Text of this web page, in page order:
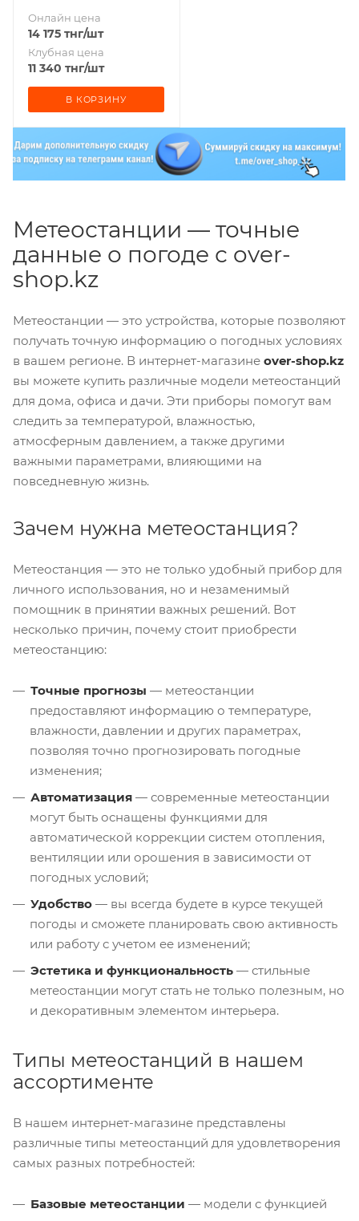
Онлайн цена
14 175 тнг/шт
Клубная цена
11 340 тнг/шт
В КОРЗИНУ
Метеостанции — точные
данные о погоде с over-
shop.kz
Метеостанции — это устройства, которые позволяют
получать точную информацию о погодных условиях
в вашем регионе. В интернет-магазине over-shop.kz
вы можете купить различные модели метеостанций
для дома, офиса и дачи. Эти приборы помогут вам
следить за температурой, влажностью,
атмосферным давлением, а также другими
важными параметрами, влияющими на
повседневную жизнь.
Зачем нужна метеостанция?
Метеостанция — это не только удобный прибор для
личного использования, но и незаменимый
помощник в принятии важных решений. Вот
несколько причин, почему стоит приобрести
метеостанцию:
Точные прогнозы — метеостанции
предоставляют информацию о температуре,
влажности, давлении и других параметрах,
позволяя точно прогнозировать погодные
изменения;
Автоматизация — современные метеостанции
могут быть оснащены функциями для
автоматической коррекции систем отопления,
вентиляции или орошения в зависимости от
погодных условий;
Удобство — вы всегда будете в курсе текущей
погоды и сможете планировать свою активность
или работу с учетом ее изменений;
Эстетика и функциональность — стильные
метеостанции могут стать не только полезным, но
и декоративным элементом интерьера.
Типы метеостанций в нашем
ассортименте
В нашем интернет-магазине представлены
различные типы метеостанций для удовлетворения
самых разных потребностей:
Базовые метеостанции — модели с функцией